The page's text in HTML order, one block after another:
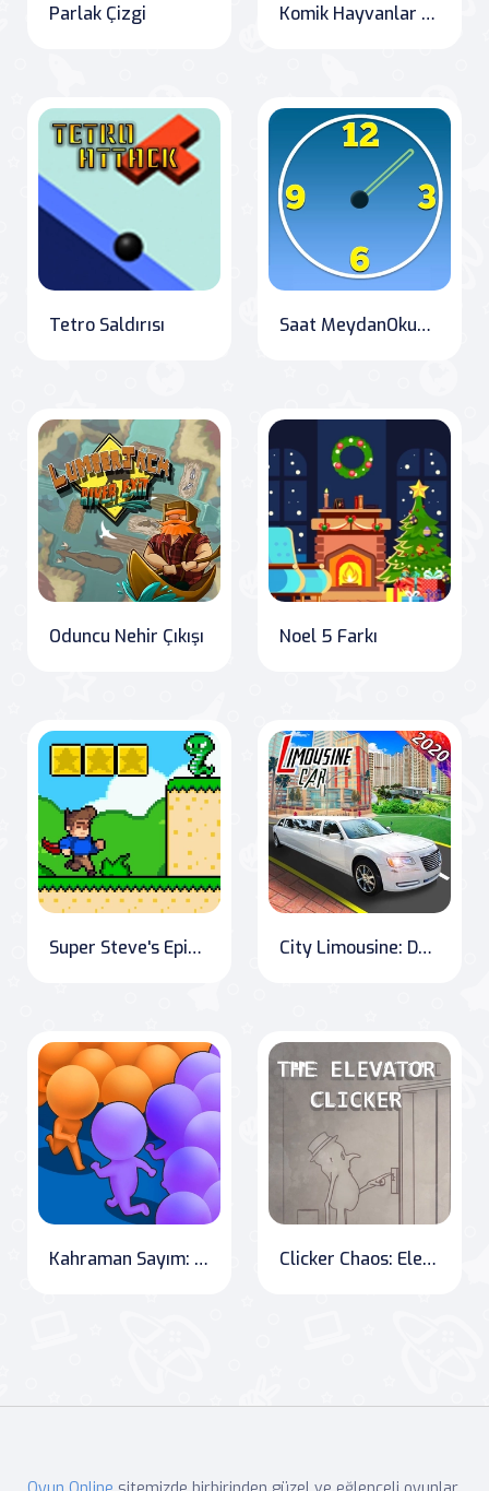
Parlak Çizgi Komik Hayvanlar Eşleştirme 3
Tetro Saldırısı Saat MeydanOkuma
Oduncu Nehir Çıkışı Noel 5 Farkı
Super Steve's Epic Adventure City Limousine: Deluxe Wedding Taxi Driver
Kahraman Sayım: Ezici Boss Savaşı Clicker Chaos: Elevator Escapades